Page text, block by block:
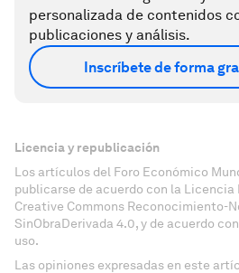
personalizada de contenidos
publicaciones y análisis.
Inscríbete de forma
Licencia y republicación
Los artículos del Foro Económico
publicarse de acuerdo con la
Creative Commons Reconocimiento-
SinObraDerivada 4.0, y de acuerdo
uso.
Las opiniones expresadas en este